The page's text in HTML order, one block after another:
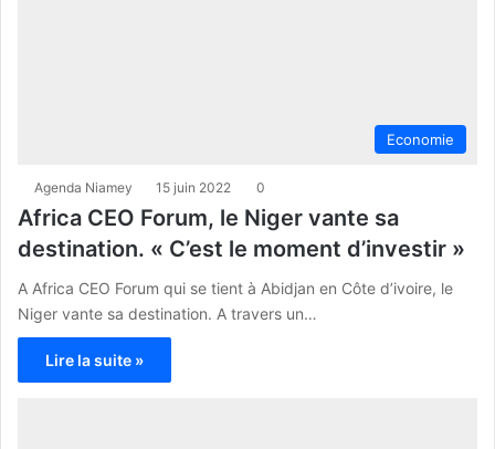
Economie
Agenda Niamey 15 juin 2022 0
Africa CEO Forum, le Niger vante sa
destination. « C’est le moment d’investir »
A Africa CEO Forum qui se tient à Abidjan en Côte d’ivoire, le
Niger vante sa destination. A travers un…
Lire la suite »